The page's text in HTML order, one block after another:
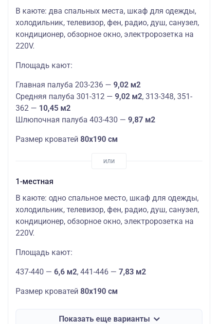
В каюте: два спальных места, шкаф для одежды,
холодильник, телевизор, фен, радио, душ, санузел,
кондиционер, обзорное окно, электророзетка на
220V.
Площадь кают:
Главная палуба 203-236 — 9,02 м2
Средняя палуба 301-312 — 9,02 м2, 313-348, 351-
362 — 10,45 м2
Шлюпочная палуба 403-430 — 9,87 м2
Размер кроватей 80х190 см
1-местная
В каюте: одно спальное место, шкаф для одежды,
холодильник, телевизор, фен, радио, душ, санузел,
кондиционер, обзорное окно, электророзетка на
220V.
Площадь кают:
437-440 — 6,6 м2, 441-446 — 7,83 м2
Размер кроватей 80х190 см
Показать еще варианты